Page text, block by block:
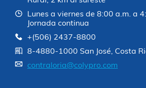
Lunes a viernes de 8:00 a.m. a
Jornada continua
+(506) 2437-8800
8-4880-1000 San José, Costa
contraloria@colypro.com